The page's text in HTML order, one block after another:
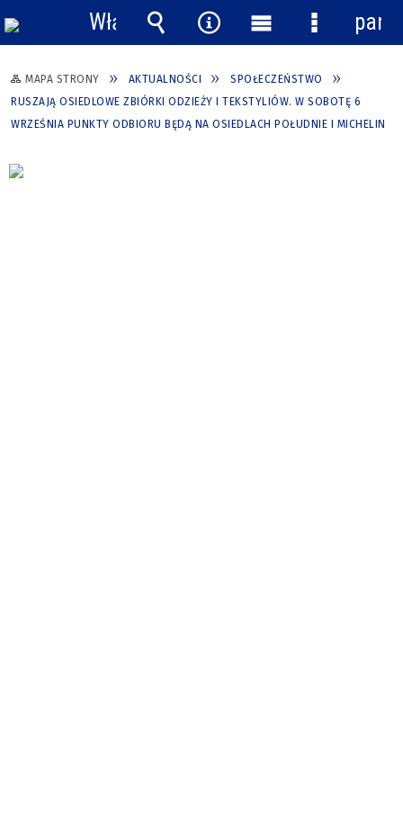
MAPA STRONY AKTUALNOŚCI
SPOŁECZEŃSTWO
RUSZAJĄ OSIEDLOWE ZBIÓRKI ODZIEŻY I TEKSTYLIÓW. W SOBOTĘ 6
WRZEŚNIA PUNKTY ODBIORU BĘDĄ NA OSIEDLACH POŁUDNIE I MICHELIN
Włącz
powiadomienia
Wyszukiwarka
Narzędzia
Menu
główne
Menu
panel